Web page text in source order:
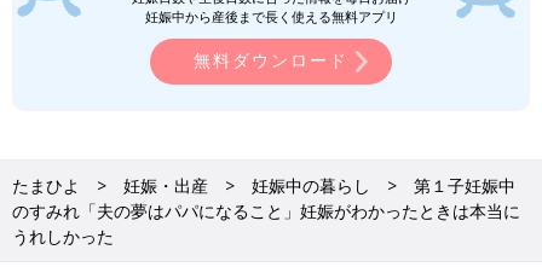
妊娠中から産後まで長く使える無料アプリ
無料ダウンロード
たまひよ 妊娠・出産 妊娠中の暮らし
第１子妊娠中
のすみれ「夫の夢はパパになること」妊娠がわかったときは本当に
うれしかった